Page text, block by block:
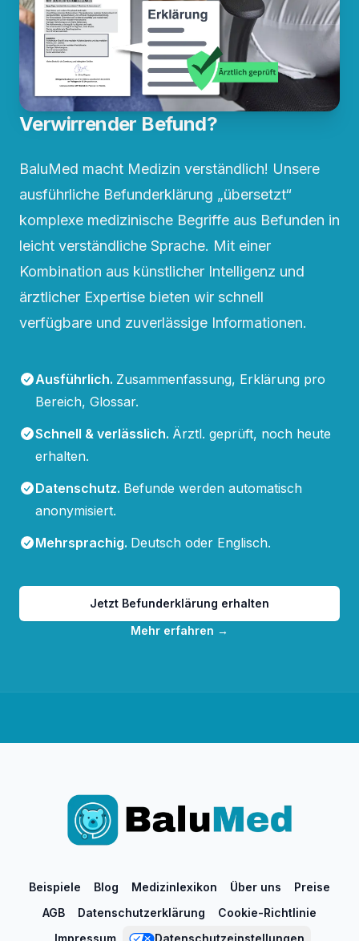
Verwirrender Befund?
BaluMed macht Medizin verständlich! Unsere
ausführliche Befunderklärung „übersetzt“
komplexe medizinische Begriffe aus Befunden in
leicht verständliche Sprache. Mit einer
Kombination aus künstlicher Intelligenz und
ärztlicher Expertise bieten wir schnell
verfügbare und zuverlässige Informationen.
Ausführlich. Zusammenfassung, Erklärung pro
Bereich, Glossar.
Schnell & verlässlich. Ärztl. geprüft, noch heute
erhalten.
Datenschutz. Befunde werden automatisch
anonymisiert.
Mehrsprachig. Deutsch oder Englisch.
Jetzt Befunderklärung erhalten
Mehr erfahren →
Beispiele Blog Medizinlexikon Über uns
Preise
AGB
Datenschutzerklärung
Cookie-Richtlinie
Impressum
Datenschutzeinstellungen